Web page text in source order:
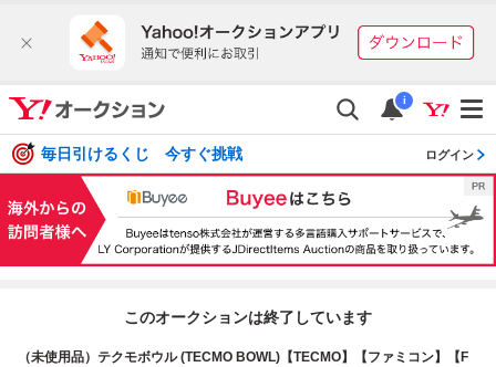
i
毎日引けるくじ 今すぐ挑戦 ログイン
このオークションは終了しています
（未使用品）テクモボウル (TECMO BOWL)【TECMO】【ファミコン】【F